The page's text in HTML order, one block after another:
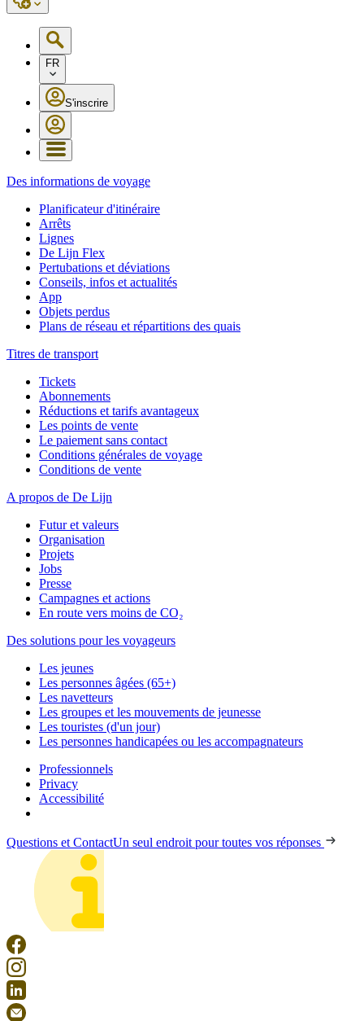
FR
S'inscrire
Des informations de voyage
Planificateur d'itinéraire
Arrêts
Lignes
De Lijn Flex
Pertubations et déviations
Conseils, infos et actualités
App
Objets perdus
Plans de réseau et répartitions des quais
Titres de transport
Tickets
Abonnements
Réductions et tarifs avantageux
Les points de vente
Le paiement sans contact
Conditions générales de voyage
Conditions de vente
A propos de De Lijn
Futur et valeurs
Organisation
Projets
Jobs
Presse
Campagnes et actions
En route vers moins de CO₂
Des solutions pour les voyageurs
Les jeunes
Les personnes âgées (65+)
Les navetteurs
Les groupes et les mouvements de jeunesse
Les touristes (d'un jour)
Les personnes handicapées ou les accompagnateurs
Professionnels
Privacy
Accessibilité
Questions et ContactUn seul endroit pour toutes vos réponses